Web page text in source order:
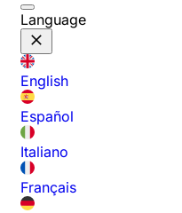
Language
English
Español
Italiano
Français